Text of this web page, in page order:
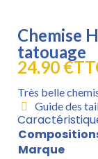
Chemise
tatouage
24,90 €
Très belle
Guide des
Marque